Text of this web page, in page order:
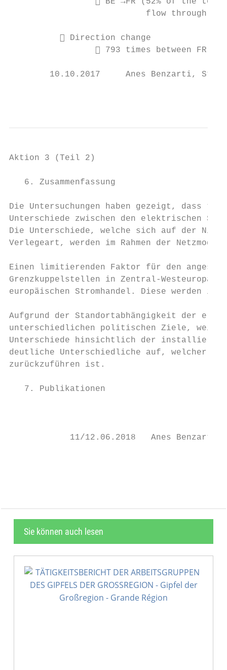
flow through
           Direction change
 793 times between FR
10.10.2017     Anes Benzarti,
Aktion 3 (Teil 2)
   6. Zusammenfassung
Die Untersuchungen haben gezeigt, dass
Unterschiede zwischen den elektrischen
Die Unterschiede, welche sich auf der
Verlegeart, werden im Rahmen der
Einen limitierenden Faktor für den
Grenzkuppelstellen in Zentral-Westeuropa
europäischen Stromhandel. Diese werden in
Aufgrund der Standortabhängigkeit der
unterschiedlichen politischen Ziele,
Unterschiede hinsichtlich der installierten
deutliche Unterschiedliche auf, welcher
zurückzuführen ist.
   7. Publikationen
11/12.06.2018   Anes Benzarti
Sie können auch lesen